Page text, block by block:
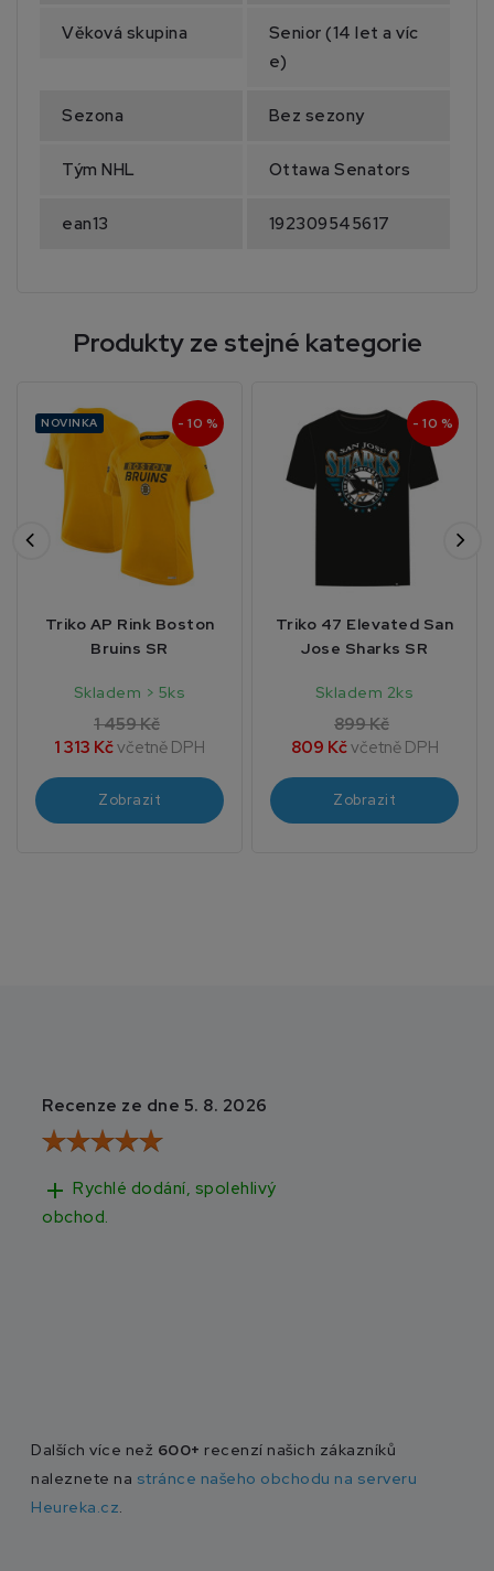
Věková skupina
Senior (14 let a víc
e)
Sezona Bez sezony
Tým NHL Ottawa Senators
ean13 192309545617
Produkty ze stejné kategorie
NOVINKA - 10 %
Triko AP Rink Boston
Bruins SR
Skladem > 5ks
1 459 Kč
1 313 Kčvčetně DPH
Zobrazit
- 10 %
Triko 47 Elevated San
Jose Sharks SR
Skladem 2ks
899 Kč
809 Kčvčetně DPH
Zobrazit
Recenze ze dne 5. 8. 2026
add Rychlé dodání, spolehlivý
obchod.
Dalších více než 600+ recenzí našich zákazníků
naleznete na stránce našeho obchodu na serveru
Heureka.cz.